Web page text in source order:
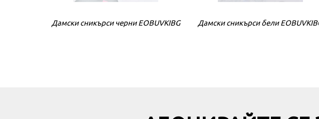
Дамски сникърси черни EOBUVKIBG Дамски сникърси бели EOBUVKIBG